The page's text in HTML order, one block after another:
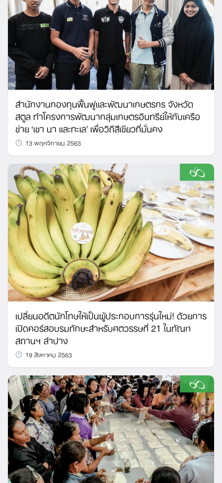
Search
for:
สํานักงานกองทุนฟื้นฟูและพัฒนาเกษตรกร จังหวัด
สตูล ทำโครงการพัฒนากลุ่มเกษตรอินทรีย์ให้กับเครือ
ข่าย ‘เขา นา และทะเล’ เพื่อวิถีสีเขียวที่มั่นคง
13 พฤศจิกายน 2563
เปลี่ยนอดีตนักโทษให้เป็นผู้ประกอบการรุ่นใหม่! ด้วยการ
เปิดคอร์สอบรมทักษะสำหรับศตวรรษที่ 21 ในทัณฑ
สถานฯ ลำปาง
19 สิงหาคม 2563